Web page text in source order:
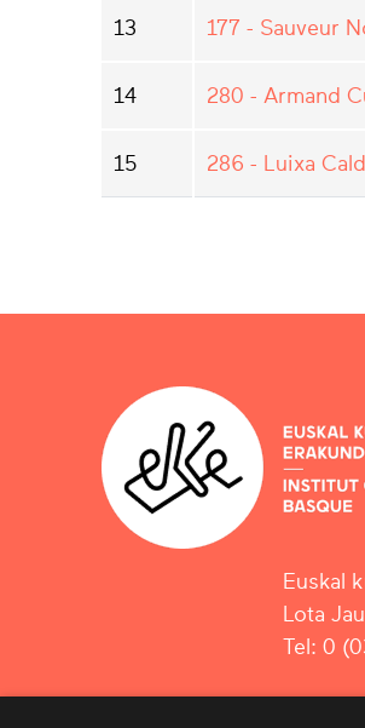
13 177 - Sauveur
14 280 - Armand
15 286 - Luixa
Euskal
Lota
Tel: 0